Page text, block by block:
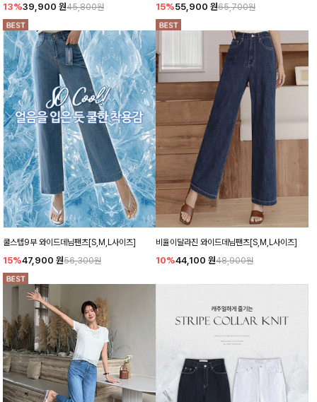
13%39,900 원45,800원 15%55,900 원65,700원
쿨스텝9부 와이드데님팬츠[S,M,L사이즈]
15%47,900 원56,300원
비율이달라진 와이드데님팬츠[S,M,L사이즈]
10%44,100 원48,900원